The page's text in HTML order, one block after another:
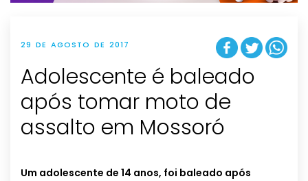
29 DE AGOSTO DE 2017
Adolescente é baleado
após tomar moto de
assalto em Mossoró
Um adolescente de 14 anos, foi baleado após